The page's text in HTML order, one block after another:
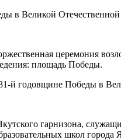
в Великой
церемония
площадь Победы.
й годовщине Победы в
гарнизона,
школ города